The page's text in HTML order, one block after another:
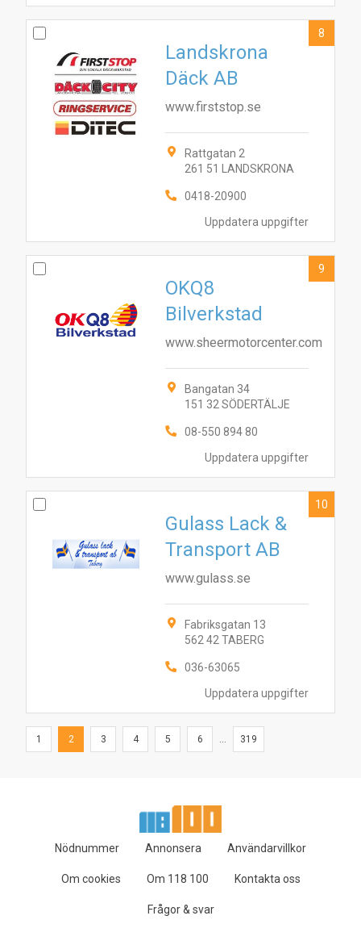
Uppdatera uppgifter
Landskrona
Däck AB
www.firststop.se
Rattgatan 2
261 51 LANDSKRONA
0418-20900
8
Uppdatera uppgifter
OKQ8
Bilverkstad
www.sheermotorcenter.com
Bangatan 34
151 32 SÖDERTÄLJE
08-550 894 80
9
Uppdatera uppgifter
Gulass Lack &
Transport AB
www.gulass.se
Fabriksgatan 13
562 42 TABERG
036-63065
10
1 2 3 4 5 6 ... 319
Nödnummer Annonsera Användarvillkor
Om cookies Om 118 100 Kontakta oss
Frågor & svar